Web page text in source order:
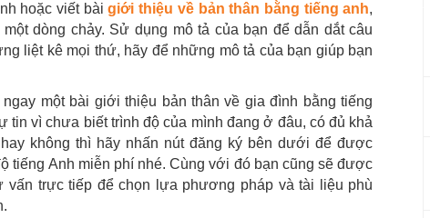
hoặc viết bàigiới thiệu về bản thân bằng tiếng anh,
dòng chảy. Sử dụng mô tả của bạn để dẫn dắt câu
liệt kê mọi thứ, hãy để những mô tả của bạn giúp bạn
một bài giới thiệu bản thân về gia đình bằng tiếng
tin vì chưa biết trình độ của mình đang ở đâu, có đủ khả
không thì hãy nhấn nút đăng ký bên dưới để được
tiếng Anh miễn phí nhé. Cùng với đó bạn cũng sẽ được
vấn trực tiếp để chọn lựa phương pháp và tài liệu phù